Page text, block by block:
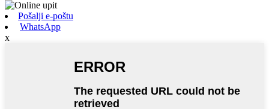
Pošalji e-poštu
WhatsApp
x